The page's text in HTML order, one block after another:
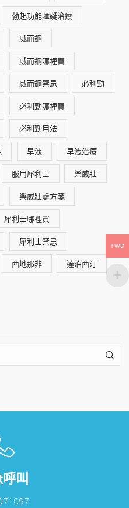
勃起功能障礙治療
威而鋼
威而鋼哪裡買
威而鋼禁忌 必利勁
必利勁哪裡買
必利勁用法
早洩 早洩治療
服用犀利士 樂威壯
樂威壯處方箋
犀利士哪裡買
犀利士禁忌
西地那非 達泊西汀
叫
TWD